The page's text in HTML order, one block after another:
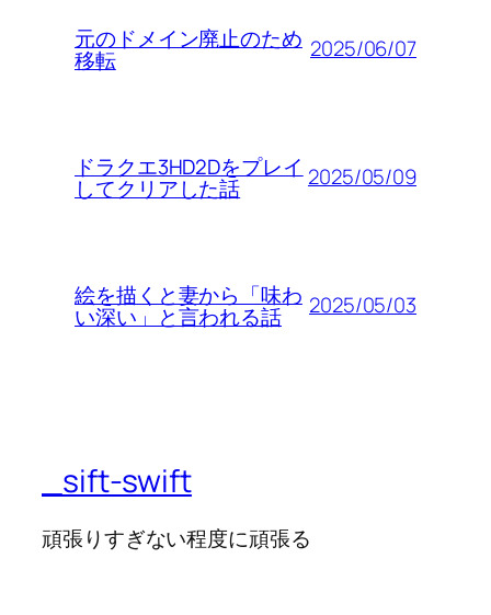
元のドメイン廃止のため
移転 2025/06/07
ドラクエ3HD2Dをプレイ
してクリアした話 2025/05/09
絵を描くと妻から「味わ
い深い」と言われる話 2025/05/03
_sift-swift
頑張りすぎない程度に頑張る